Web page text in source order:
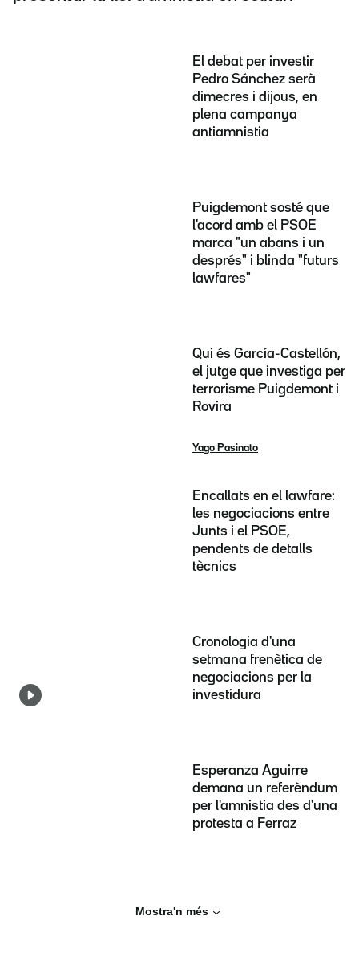
El debat per investir
Pedro Sánchez serà
dimecres i dijous, en
plena campanya
antiamnistia
Puigdemont sosté que
l'acord amb el PSOE
marca "un abans i un
després" i blinda "futurs
lawfares"
Qui és García-Castellón,
el jutge que investiga per
terrorisme Puigdemont i
Rovira
Yago Pasinato
Encallats en el lawfare:
les negociacions entre
Junts i el PSOE,
pendents de detalls
tècnics
Cronologia d'una
setmana frenètica de
negociacions per la
investidura
Esperanza Aguirre
demana un referèndum
per l'amnistia des d'una
protesta a Ferraz
Mostra'n més